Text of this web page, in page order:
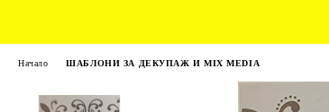
Начало ШАБЛОНИ ЗА ДЕКУПАЖ И MIX MEDIA